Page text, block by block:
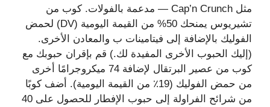
مثل Cap’n Crunch — مدعمة بالفولات. كوب من
تشيريوس يمنحك 50% من القيمة اليومية (DV) لحمض
الفوليك بالإضافة إلى فيتامينات ب والمعادن الأخرى.
(إليك الحبوب الأخرى المفيدة لك.) قم بإقران حبوبك مع
كوب من عصير البرتقال لإضافة 74 ميكروجرامًا أخرى
من حمض الفوليك (19٪ من القيمة اليومية). أضف كوبًا
من شرائح الفراولة إلى حبوب الإفطار للحصول على 40